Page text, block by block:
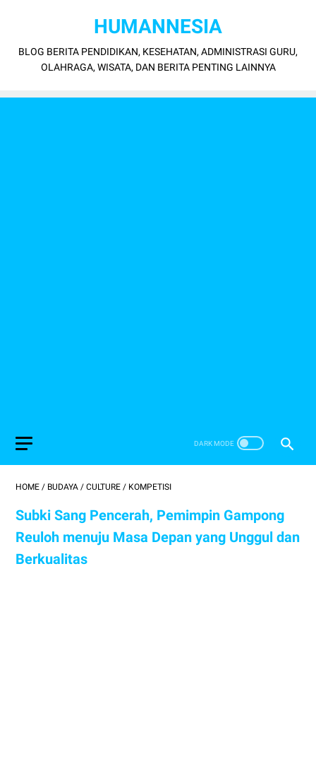
HUMANNESIA
BLOG BERITA PENDIDIKAN, KESEHATAN, ADMINISTRASI GURU,
OLAHRAGA, WISATA, DAN BERITA PENTING LAINNYA
HOME / BUDAYA / CULTURE / KOMPETISI
Subki Sang Pencerah, Pemimpin Gampong
Reuloh menuju Masa Depan yang Unggul dan
Berkualitas